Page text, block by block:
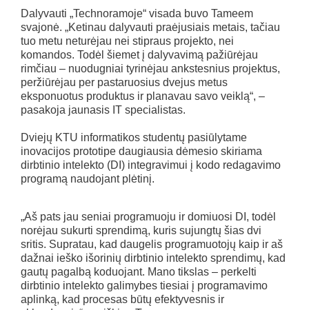
Dalyvauti „Technoramoje“ visada buvo Tameem
svajonė. „Ketinau dalyvauti praėjusiais metais, tačiau
tuo metu neturėjau nei stipraus projekto, nei
komandos. Todėl šiemet į dalyvavimą pažiūrėjau
rimčiau – nuodugniai tyrinėjau ankstesnius projektus,
peržiūrėjau per pastaruosius dvejus metus
eksponuotus produktus ir planavau savo veiklą“, –
pasakoja jaunasis IT specialistas.
Dviejų KTU informatikos studentų pasiūlytame
inovacijos prototipe daugiausia dėmesio skiriama
dirbtinio intelekto (DI) integravimui į kodo redagavimo
programą naudojant plėtinį.
„Aš pats jau seniai programuoju ir domiuosi DI, todėl
norėjau sukurti sprendimą, kuris sujungtų šias dvi
sritis. Supratau, kad daugelis programuotojų kaip ir aš
dažnai ieško išorinių dirbtinio intelekto sprendimų, kad
gautų pagalbą koduojant. Mano tikslas – perkelti
dirbtinio intelekto galimybes tiesiai į programavimo
aplinką, kad procesas būtų efektyvesnis ir